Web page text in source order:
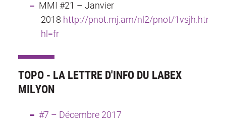
MMI #21 – Janvier
2018 http://pnot.mj.am/nl2/pnot/1vsjh.html?
hl=fr
TOPO - LA LETTRE D'INFO DU LABEX
MILYON
#7 – Décembre 2017